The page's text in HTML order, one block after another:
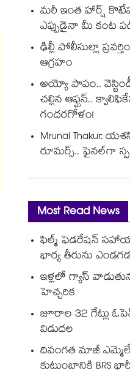
మరీ ఇంత హార్ష్
ఎప్పుడైనా మీ కంట
ఢిల్లీ పోలీసుల్లా
ఆగ్రహం
అయ్యో పాపం..
చల్లిన ఆఫ్ఘన్..
గందరగోళం!
Mrunal Thakur:
రూమర్స్‌.. ఫైనల్‌గా
Most Read News
ఫిల్మ్ ఫెడరేషన్
భార్య తీరును
ఇళ్లలో గ్యాస్
హెచ్చరిక
జూరాల 32 గేట్లు
విడుదల
దివంగత మాజీ ఎమ్మెల్యే
కుటుంబానికి BRS